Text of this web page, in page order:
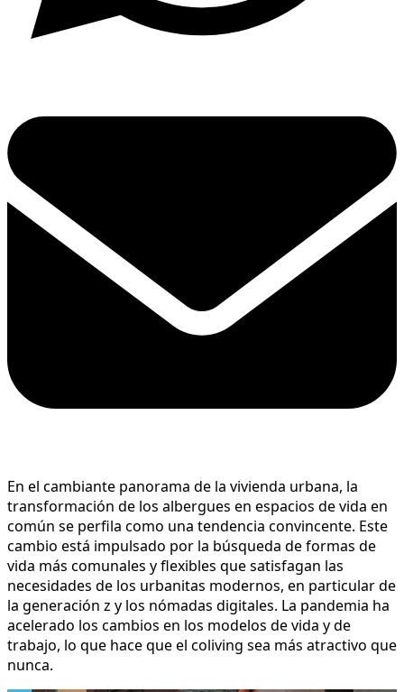
En el cambiante panorama de la vivienda urbana, la
transformación de los albergues en espacios de vida en
común se perfila como una tendencia convincente. Este
cambio está impulsado por la búsqueda de formas de
vida más comunales y flexibles que satisfagan las
necesidades de los urbanitas modernos, en particular de
la generación z y los nómadas digitales. La pandemia ha
acelerado los cambios en los modelos de vida y de
trabajo, lo que hace que el coliving sea más atractivo que
nunca.